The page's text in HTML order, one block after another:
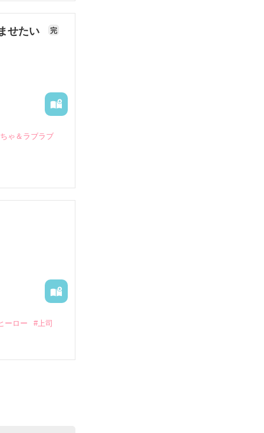
せたい 完
ゃ＆ラブラブ
閥御曹司に
影恭司その
れた上、二
ーロー #上司
居まで提案